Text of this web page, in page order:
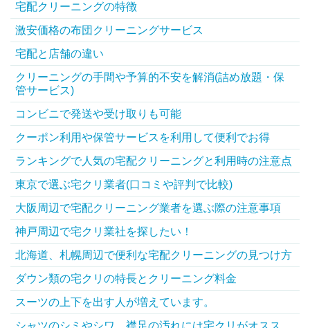
宅配クリーニングの特徴
激安価格の布団クリーニングサービス
宅配と店舗の違い
クリーニングの手間や予算的不安を解消(詰め放題・保
管サービス)
コンビニで発送や受け取りも可能
クーポン利用や保管サービスを利用して便利でお得
ランキングで人気の宅配クリーニングと利用時の注意点
東京で選ぶ宅クリ業者(口コミや評判で比較)
大阪周辺で宅配クリーニング業者を選ぶ際の注意事項
神戸周辺で宅クリ業社を探したい！
北海道、札幌周辺で便利な宅配クリーニングの見つけ方
ダウン類の宅クリの特長とクリーニング料金
スーツの上下を出す人が増えています。
シャツのシミやシワ、襟足の汚れには宅クリがオスス